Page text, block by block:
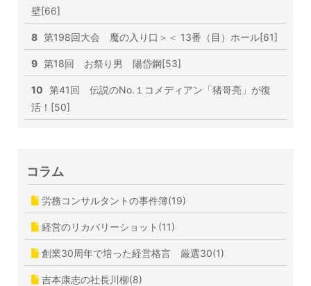
壁[66]
8 第198回大会 魔の入り口＞＜ 13番（目）ホール[61]
9 第18回 お祭り男 陽岱鋼[53]
10 第41回 伝説のNo.１コメディアン「猪哥亮」が復
活！[50]
コラム
労務コンサルタントの事件簿(19)
経営のリカバリーショット(11)
創業30周年で培った経営格言 厳選30(1)
吉本康志の社長川柳(8)